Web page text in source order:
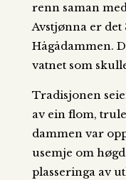
renn saman
Avstjønna er
Hågådammen.
vatnet som
Tradisjonen
av ein flom,
dammen var
usemje om
plasseringa av